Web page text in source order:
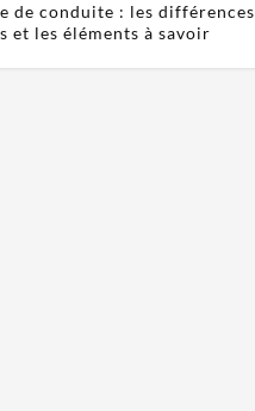
de conduite : les différences
et les éléments à savoir